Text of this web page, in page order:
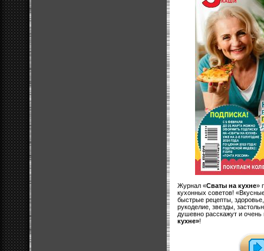
Журнал «Сваты на кухне»
кухонных советов!
быстрые рецепты,
рукоделие, звезды,
душевно расскажут и
кухне»!